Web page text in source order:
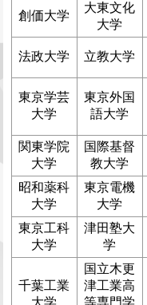
創価大学
大東文化
大学
法政大学 立教大学
東京学芸
大学
東京外国
語大学
関東学院
大学
国際基督
教大学
昭和薬科
大学
東京電機
大学
東京工科
大学
津田塾大
学
千葉工業
国立木更
津工業高